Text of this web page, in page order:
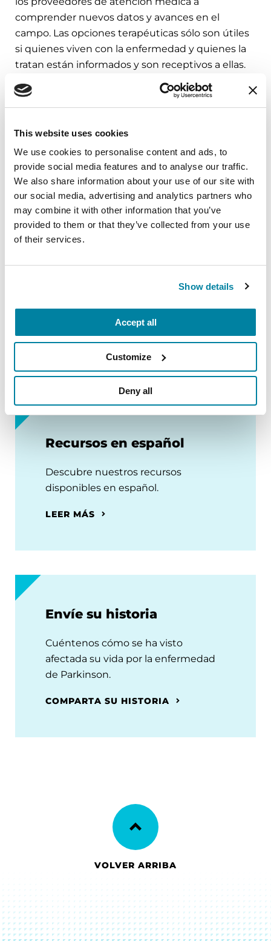
This website uses cookies
We use cookies to personalise content and ads, to
provide social media features and to analyse our traffic.
We also share information about your use of our site with
our social media, advertising and analytics partners who
may combine it with other information that you’ve
provided to them or that they’ve collected from your use
of their services.
Show details
Accept all
Customize
Deny all
comprender nuevos datos y avances en el
campo. Las opciones terapéuticas sólo son útiles
si quienes viven con la enfermedad y quienes la
tratan están informados y son receptivos a ellas.
Después de muchos años en neurología, el Dr.
Suárez ahora dedica una gran cantidad de su
abordar las necesidades y los desafíos
insatisfechos de la enfermedad de Parkinson.
Entre estos desafíos se incluyen las fluctuaciones
motoras, algo con lo que el doctor está
comprometido a continuar explorando opciones
de tratamiento para las personas que viven con
esta enfermedad.
Referencia:
Recursos en español
Descubre nuestros recursos
disponibles en español.
LEER MÁS
Envíe su historia
Cuéntenos cómo se ha visto
afectada su vida por la enfermedad
de Parkinson.
COMPARTA SU HISTORIA
VOLVER ARRIBA